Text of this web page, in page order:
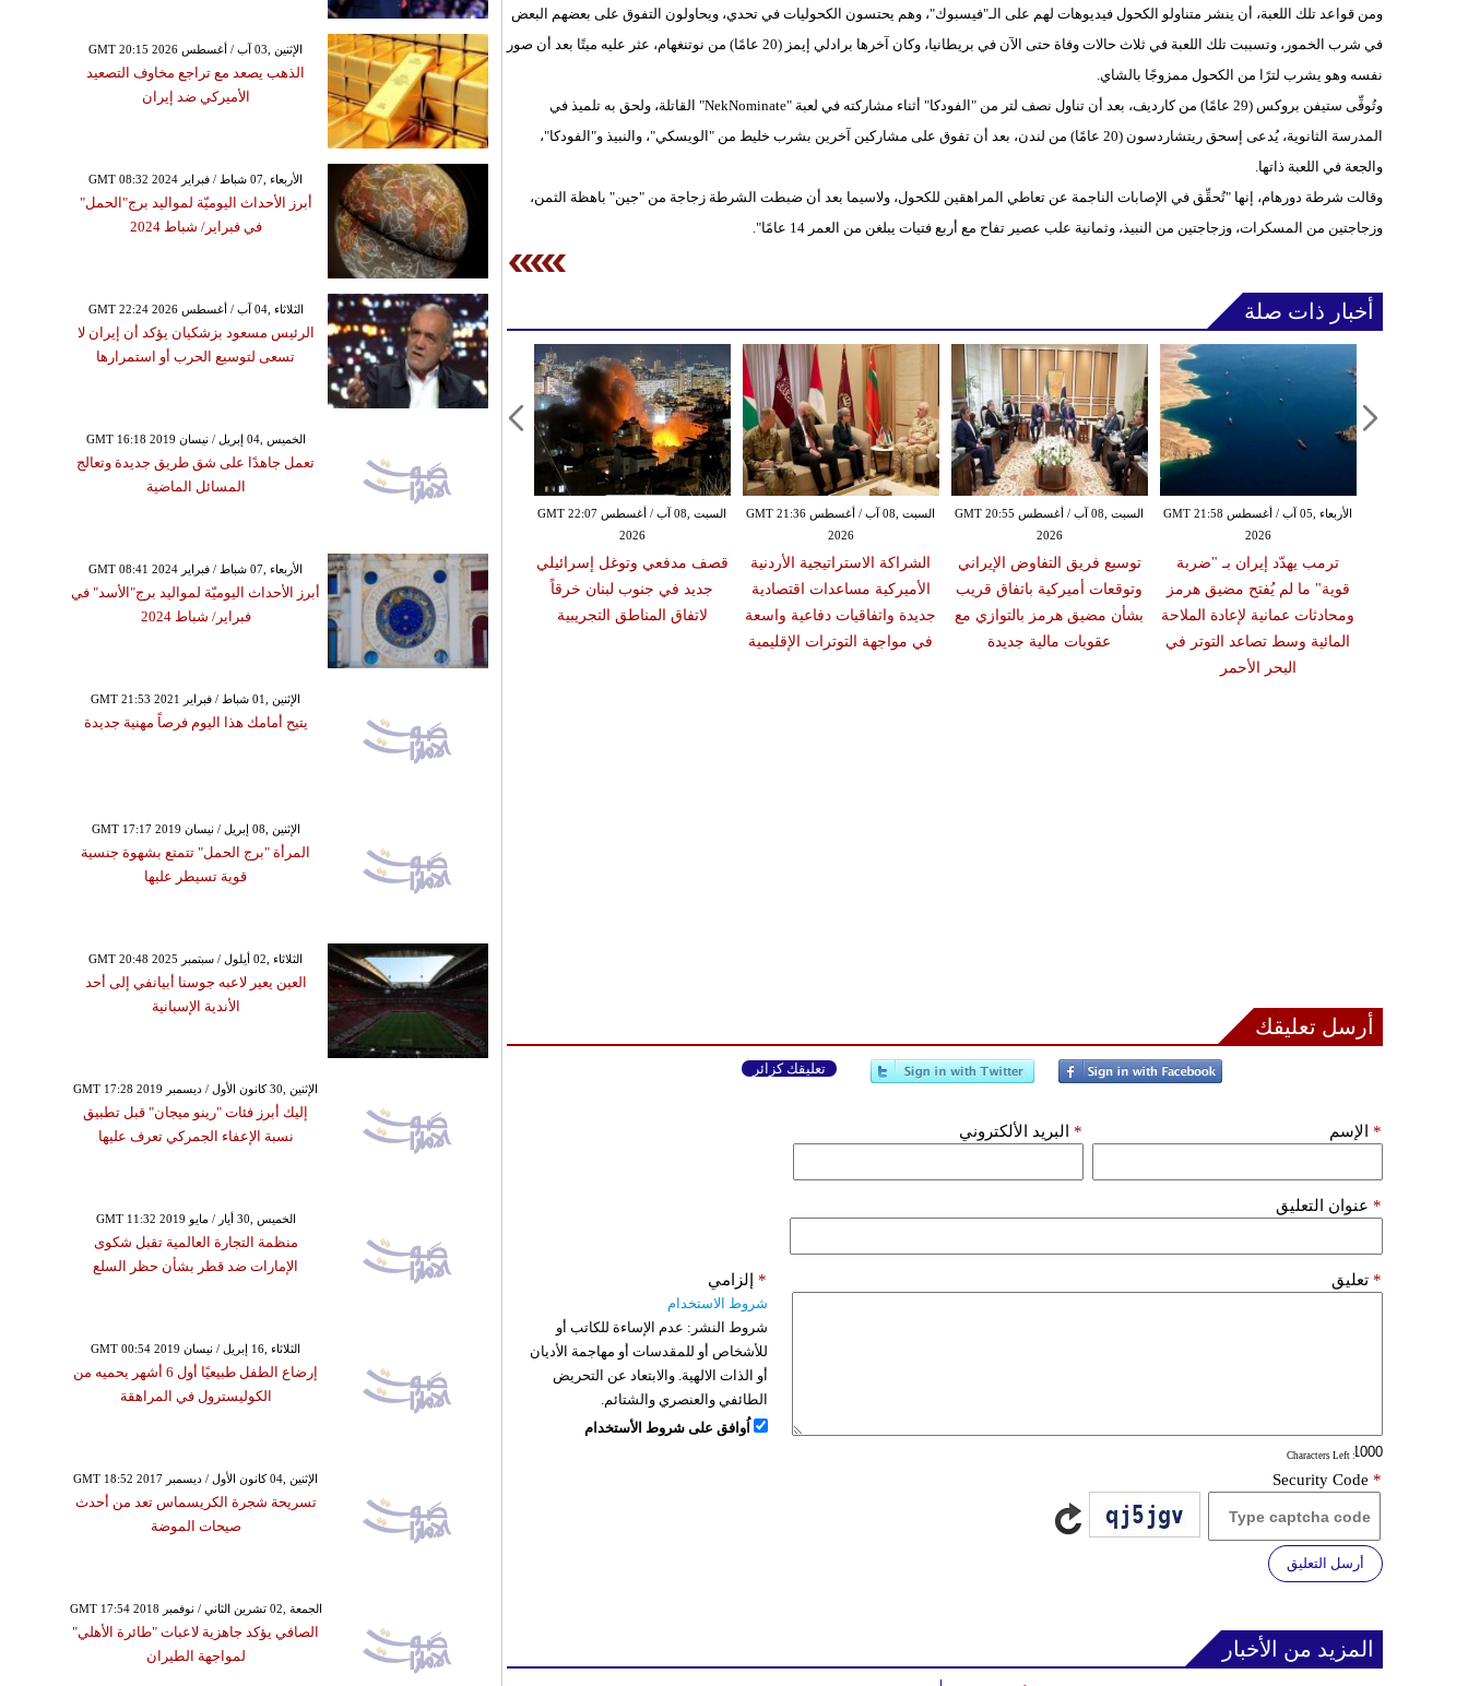
ومن قواعد تلك اللعبة، أن ينشر متناولو الكحول فيديوهات لهم على الـ"فيسبوك"، وهم يحتسون الكحوليات في تحدي، ويحاولون التفوق على بعضهم البعض
في شرب الخمور، وتسببت تلك اللعبة في ثلاث حالات وفاة حتى الآن في بريطانيا، وكان آخرها برادلي إيمز (20 عامًا) من نوتنغهام، عثر عليه ميتًا بعد أن صور
نفسه وهو يشرب لترًا من الكحول ممزوجًا بالشاي.
وتُوفِّى ستيفن بروكس (29 عامًا) من كارديف، بعد أن تناول نصف لتر من "الفودكا" أثناء مشاركته في لعبة "NekNominate" القاتلة، ولحق به تلميذ في
المدرسة الثانوية، يُدعى إسحق ريتشاردسون (20 عامًا) من لندن، بعد أن تفوق على مشاركين آخرين بشرب خليط من "الويسكي"، والنبيذ و"الفودكا"،
والجعة في اللعبة ذاتها.
وقالت شرطة دورهام، إنها "تُحقِّق في الإصابات الناجمة عن تعاطي المراهقين للكحول، ولاسيما بعد أن ضبطت الشرطة زجاجة من "جين" باهظة الثمن،
وزجاجتين من المسكرات، وزجاجتين من النبيذ، وثمانية علب عصير تفاح مع أربع فتيات يبلغن من العمر 14 عامًا".
أخبار ذات صلة
السبت ,08 آب / أغسطس GMT 22:07
2026
قصف مدفعي وتوغل إسرائيلي
جديد في جنوب لبنان خرقاً
لاتفاق المناطق التجريبية
السبت ,08 آب / أغسطس GMT 21:36
2026
الشراكة الاستراتيجية الأردنية
الأميركية مساعدات اقتصادية
جديدة واتفاقيات دفاعية واسعة
في مواجهة التوترات الإقليمية
السبت ,08 آب / أغسطس GMT 20:55
2026
توسيع فريق التفاوض الإيراني
وتوقعات أميركية باتفاق قريب
بشأن مضيق هرمز بالتوازي مع
عقوبات مالية جديدة
الأربعاء ,05 آب / أغسطس GMT 21:58
2026
ترمب يهدّد إيران بـ "ضربة
قوية" ما لم يُفتح مضيق هرمز
ومحادثات عمانية لإعادة الملاحة
المائية وسط تصاعد التوتر في
البحر الأحمر
أرسل تعليقك
تعليقك كزائر
الإسم * البريد الألكتروني *
عنوان التعليق *
تعليق *
: Characters Left
إلزامي *
شروط الاستخدام
شروط النشر: عدم الإساءة للكاتب أو
للأشخاص أو للمقدسات أو مهاجمة الأديان
أو الذات الالهية. والابتعاد عن التحريض
الطائفي والعنصري والشتائم.
اُوافق على شروط الأستخدام
Security Code *
أرسل التعليق
المزيد من الأخبار
GMT 20:15 2026 الإثنين ,03 آب / أغسطس
الذهب يصعد مع تراجع مخاوف التصعيد
الأميركي ضد إيران
GMT 08:32 2024 الأربعاء ,07 شباط / فبراير
أبرز الأحداث اليوميّة لمواليد برج"الحمل"
في فبراير/ شباط 2024
GMT 22:24 2026 الثلاثاء ,04 آب / أغسطس
الرئيس مسعود بزشكيان يؤكد أن إيران لا
تسعى لتوسيع الحرب أو استمرارها
GMT 16:18 2019 الخميس ,04 إبريل / نيسان
تعمل جاهدًا على شق طريق جديدة وتعالج
المسائل الماضية
GMT 08:41 2024 الأربعاء ,07 شباط / فبراير
أبرز الأحداث اليوميّة لمواليد برج"الأسد" في
فبراير/ شباط 2024
GMT 21:53 2021 الإثنين ,01 شباط / فبراير
يتيح أمامك هذا اليوم فرصاً مهنية جديدة
GMT 17:17 2019 الإثنين ,08 إبريل / نيسان
المرأة "برج الحمل" تتمتع بشهوة جنسية
قوية تسيطر عليها
GMT 20:48 2025 الثلاثاء ,02 أيلول / سبتمبر
العين يعير لاعبه جوسنا أبيانفي إلى أحد
الأندية الإسبانية
GMT 17:28 2019 الإثنين ,30 كانون الأول / ديسمبر
إليك أبرز فئات "رينو ميجان" قبل تطبيق
نسبة الإعفاء الجمركي تعرف عليها
GMT 11:32 2019 الخميس ,30 أيار / مايو
منظمة التجارة العالمية تقبل شكوى
الإمارات ضد قطر بشأن حظر السلع
GMT 00:54 2019 الثلاثاء ,16 إبريل / نيسان
إرضاع الطفل طبيعيًا أول 6 أشهر يحميه من
الكوليسترول في المراهقة
GMT 18:52 2017 الإثنين ,04 كانون الأول / ديسمبر
تسريحة شجرة الكريسماس تعد من أحدث
صيحات الموضة
GMT 17:54 2018 الجمعة ,02 تشرين الثاني / نوفمبر
الصافي يؤكد جاهزية لاعبات "طائرة الأهلي"
لمواجهة الطيران